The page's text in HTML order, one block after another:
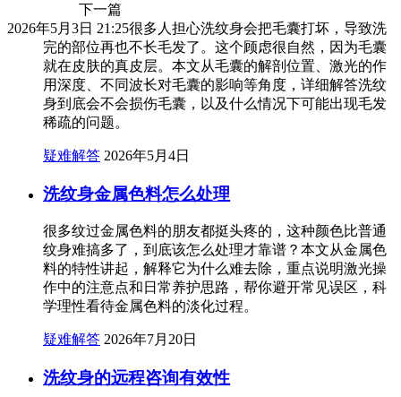
下一篇
2026年5月3日 21:25很多人担心洗纹身会把毛囊打坏，导致洗
完的部位再也不长毛发了。这个顾虑很自然，因为毛囊
就在皮肤的真皮层。本文从毛囊的解剖位置、激光的作
用深度、不同波长对毛囊的影响等角度，详细解答洗纹
身到底会不会损伤毛囊，以及什么情况下可能出现毛发
稀疏的问题。
疑难解答 2026年5月4日
洗纹身金属色料怎么处理
很多纹过金属色料的朋友都挺头疼的，这种颜色比普通
纹身难搞多了，到底该怎么处理才靠谱？本文从金属色
料的特性讲起，解释它为什么难去除，重点说明激光操
作中的注意点和日常养护思路，帮你避开常见误区，科
学理性看待金属色料的淡化过程。
疑难解答 2026年7月20日
洗纹身的远程咨询有效性